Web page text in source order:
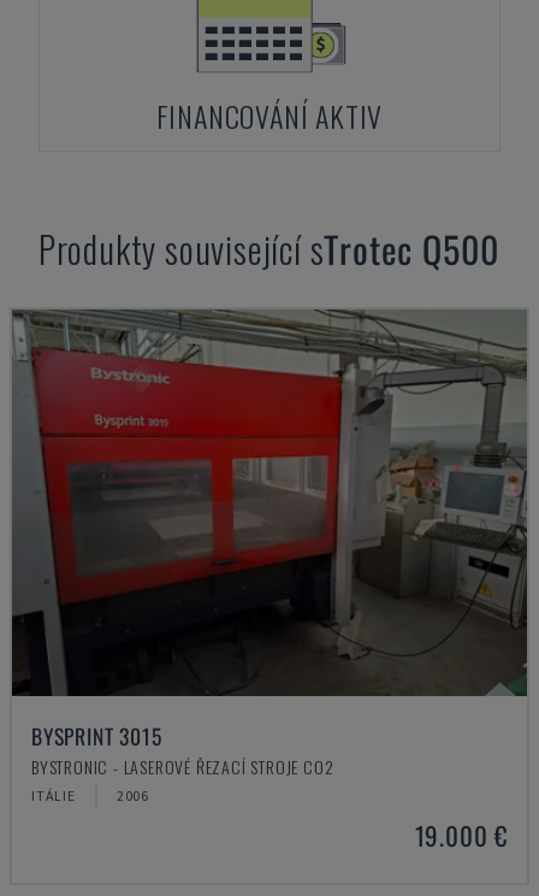
FINANCOVÁNÍ AKTIV
Produkty související sTrotec Q500
BYSPRINT 3015
BYSTRONIC - LASEROVÉ ŘEZACÍ STROJE CO2
ITÁLIE 2006
19.000 €